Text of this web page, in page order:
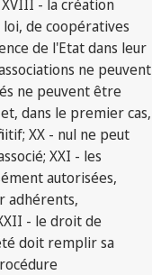
- la création
de coopératives
de l'Etat dans leur
ne peuvent
ne peuvent être
dans le premier cas,
XX - nul ne peut
XXI - les
autorisées,
adhérents,
- le droit de
doit remplir sa